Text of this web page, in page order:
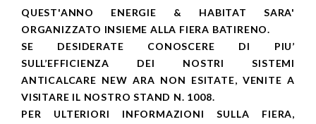
QUEST'ANNO ENERGIE & HABITAT SARA'
ORGANIZZATO INSIEME ALLA FIERA BATIRENO.
SE DESIDERATE CONOSCERE DI PIU’
SULL’EFFICIENZA DEI NOSTRI SISTEMI
ANTICALCARE NEW ARA NON ESITATE, VENITE A
VISITARE IL NOSTRO STAND N. 1008.
PER ULTERIORI INFORMAZIONI SULLA FIERA,